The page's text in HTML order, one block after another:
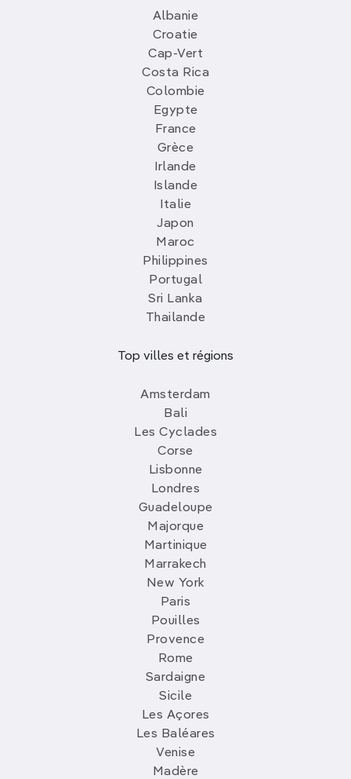
ancienne et archéologique du territoire, du
néolithique à la fin de l'Antiquité.
Albanie
Croatie
Cap-Vert
Costa Rica
Colombie
Egypte
France
Grèce
Irlande
Islande
Italie
Japon
Maroc
Philippines
Portugal
Sri Lanka
Thailande
Top villes et régions
Amsterdam
Bali
Les Cyclades
Corse
Lisbonne
Londres
Guadeloupe
Majorque
Martinique
Marrakech
New York
Paris
Pouilles
Provence
Rome
Sardaigne
Sicile
Les Açores
Les Baléares
Venise
Madère